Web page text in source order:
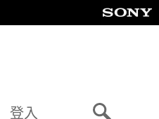
登入